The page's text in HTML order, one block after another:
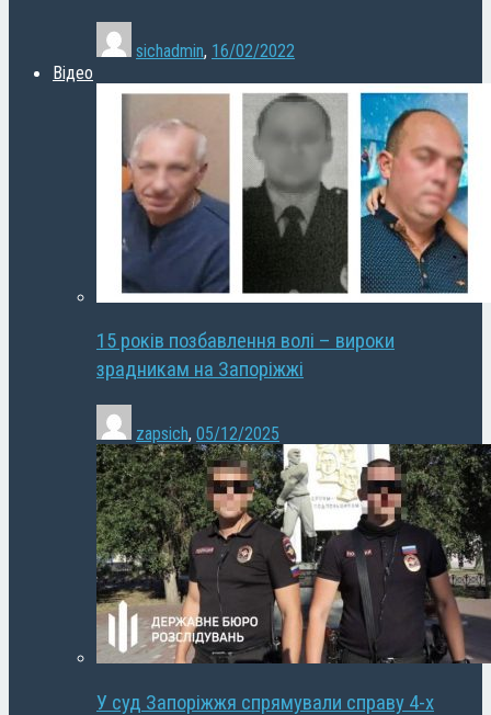
sichadmin, 16/02/2022
Відео
15 років позбавлення волі – вироки
зрадникам на Запоріжжі
zapsich, 05/12/2025
У суд Запоріжжя спрямували справу 4-х